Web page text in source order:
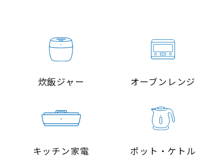
炊飯ジャー オーブンレンジ
キッチン家電 ポット・ケトル